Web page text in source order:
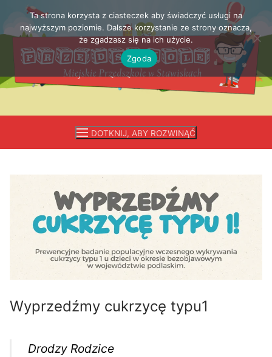
Przejdź
treści
DOTKNIJ, ABY ROZWINĄĆ
Wyprzedźmy cukrzycę typu1
Drodzy Rodzice
Ta strona korzysta z ciasteczek aby świadczyć usługi na
najwyższym poziomie. Dalsze korzystanie ze strony oznacza,
że zgadzasz się na ich użycie.
Zgoda